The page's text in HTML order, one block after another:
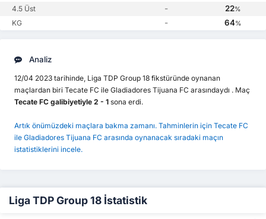
4.5 Üst - 22%
KG - 64%
Analiz
12/04 2023 tarihinde, Liga TDP Group 18 fikstüründe oynanan
maçlardan biri Tecate FC ile Gladiadores Tijuana FC arasındaydı . Maç
Tecate FC galibiyetiyle 2 - 1 sona erdi.
Artık önümüzdeki maçlara bakma zamanı. Tahminlerin için Tecate FC
ile Gladiadores Tijuana FC arasında oynanacak sıradaki maçın
istatistiklerini incele.
Liga TDP Group 18 İstatistik